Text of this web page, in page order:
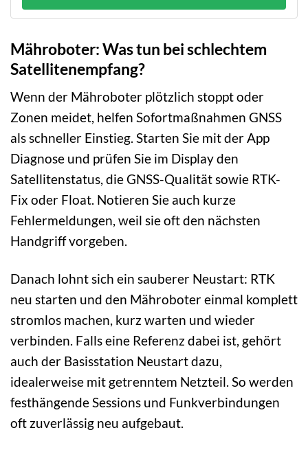
Mähroboter: Was tun bei schlechtem
Satellitenempfang?
Wenn der Mähroboter plötzlich stoppt oder
Zonen meidet, helfen Sofortmaßnahmen GNSS
als schneller Einstieg. Starten Sie mit der App
Diagnose und prüfen Sie im Display den
Satellitenstatus, die GNSS-Qualität sowie RTK-
Fix oder Float. Notieren Sie auch kurze
Fehlermeldungen, weil sie oft den nächsten
Handgriff vorgeben.
Danach lohnt sich ein sauberer Neustart: RTK
neu starten und den Mähroboter einmal komplett
stromlos machen, kurz warten und wieder
verbinden. Falls eine Referenz dabei ist, gehört
auch der Basisstation Neustart dazu,
idealerweise mit getrenntem Netzteil. So werden
festhängende Sessions und Funkverbindungen
oft zuverlässig neu aufgebaut.